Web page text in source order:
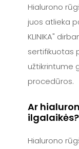
Hialurono
juos atlieka
KLINIKA"
sertifikuotas
užtikrintume
procedūros.
Ar
ilgalaikės?
Hialurono